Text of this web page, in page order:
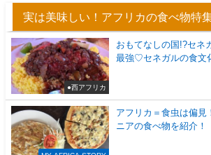
実は美味しい！アフリカの食べ物特
●西アフリカ
おもてなしの国!?セ
最強♡セネガルの食文
アフリカ＝食虫は偏見
ニアの食べ物を紹介！